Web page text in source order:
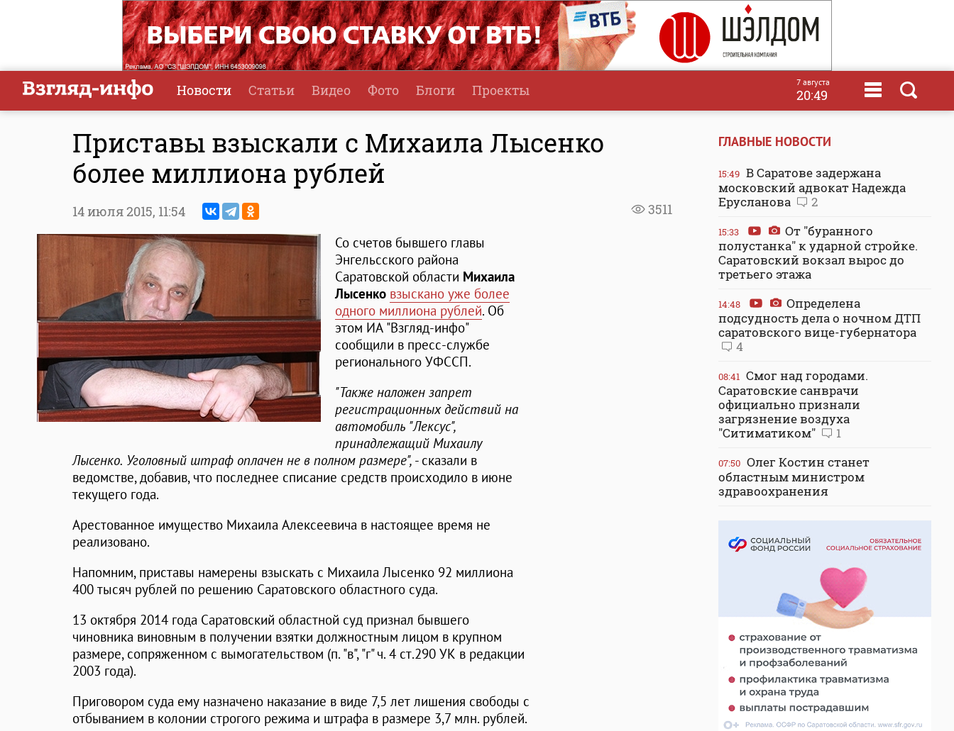
Новости Статьи Видео Фото Блоги Проекты 7 августа
20:49
Приставы взыскали с Михаила Лысенко
более миллиона рублей
3511
14 июля 2015, 11:54
Со счетов бывшего главы
Энгельсского района
Саратовской области Михаила
Лысенко взыскано уже более
одного миллиона рублей. Об
этом ИА "Взгляд-инфо"
сообщили в пресс-службе
регионального УФССП.
"Также наложен запрет
регистрационных действий на
автомобиль "Лексус",
принадлежащий Михаилу
Лысенко. Уголовный штраф оплачен не в полном размере", - сказали в
ведомстве, добавив, что последнее списание средств происходило в июне
текущего года.
Арестованное имущество Михаила Алексеевича в настоящее время не
реализовано.
Напомним, приставы намерены взыскать с Михаила Лысенко 92 миллиона
400 тысяч рублей по решению Саратовского областного суда.
13 октября 2014 года Саратовский областной суд признал бывшего
чиновника виновным в получении взятки должностным лицом в крупном
размере, сопряженном с вымогательством (п. "в", "г" ч. 4 ст.290 УК в редакции
2003 года).
Приговором суда ему назначено наказание в виде 7,5 лет лишения свободы с
отбыванием в колонии строгого режима и штрафа в размере 3,7 млн. рублей.
ГЛАВНЫЕ НОВОСТИ
15:49 В Саратове задержана
московский адвокат Надежда
Ерусланова
2
15:33
От "буранного
полустанка" к ударной стройке.
Саратовский вокзал вырос до
третьего этажа
14:48
Определена
подсудность дела о ночном ДТП
саратовского вице-губернатора
4
08:41 Смог над городами.
Саратовские санврачи
официально признали
загрязнение воздуха
"Ситиматиком"
1
07:50 Олег Костин станет
областным министром
здравоохранения